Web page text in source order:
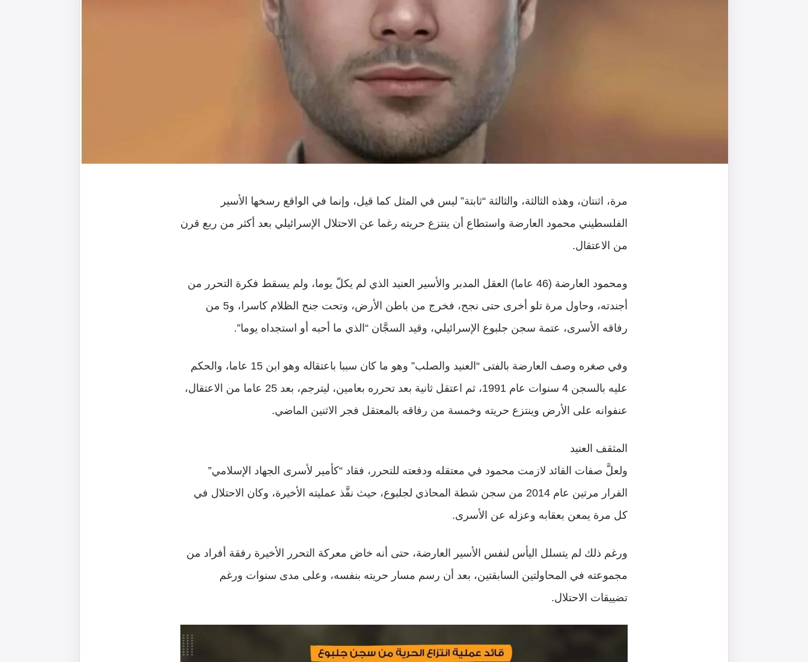
مرة، اثنتان، وهذه الثالثة، والثالثة “ثابتة” ليس في المثل كما قيل، وإنما في الواقع رسخها الأسير
الفلسطيني محمود العارضة واستطاع أن ينتزع حريته رغما عن الاحتلال الإسرائيلي بعد أكثر من ربع قرن
من الاعتقال.
ومحمود العارضة (46 عاما) العقل المدبر والأسير العنيد الذي لم يكلّ يوما، ولم يسقط فكرة التحرر من
أجندته، وحاول مرة تلو أخرى حتى نجح، فخرج من باطن الأرض، وتحت جنح الظلام كاسرا، و5 من
رفاقه الأسرى، عتمة سجن جلبوع الإسرائيلي، وقيد السجَّان “الذي ما أحبه أو استجداه يوما”.
وفي صغره وصف العارضة بالفتى “العنيد والصلب” وهو ما كان سببا باعتقاله وهو ابن 15 عاما، والحكم
عليه بالسجن 4 سنوات عام 1991، ثم اعتقل ثانية بعد تحرره بعامين، ليترجم، بعد 25 عاما من الاعتقال،
عنفوانه على الأرض وينتزع حريته وخمسة من رفاقه بالمعتقل فجر الاثنين الماضي.
المثقف العنيد
ولعلَّ صفات القائد لازمت محمود في معتقله ودفعته للتحرر، فقاد “كأمير لأسرى الجهاد الإسلامي”
الفرار مرتين عام 2014 من سجن شطة المحاذي لجلبوع، حيث نفَّذ عمليته الأخيرة، وكان الاحتلال في
كل مرة يمعن بعقابه وعزله عن الأسرى.
ورغم ذلك لم يتسلل اليأس لنفس الأسير العارضة، حتى أنه خاض معركة التحرر الأخيرة رفقة أفراد من
مجموعته في المحاولتين السابقتين، بعد أن رسم مسار حريته بنفسه، وعلى مدى سنوات ورغم
تضييقات الاحتلال.